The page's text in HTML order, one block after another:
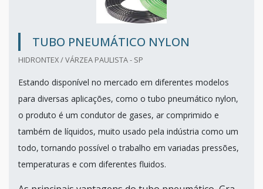
TUBO PNEUMÁTICO NYLON
HIDRONTEX / VÁRZEA PAULISTA - SP
Estando disponível no mercado em diferentes modelos
para diversas aplicações, como o tubo pneumático nylon,
o produto é um condutor de gases, ar comprimido e
também de líquidos, muito usado pela indústria como um
todo, tornando possível o trabalho em variadas pressões,
temperaturas e com diferentes fluidos.